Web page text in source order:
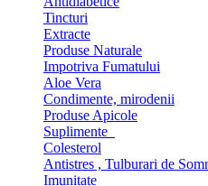
Tincturi
Extracte
Produse Naturale
Impotriva Fumatului
Aloe Vera
Condimente, mirodenii
Produse Apicole
Suplimente
Colesterol
Antistres , Tulburari de
Imunitate